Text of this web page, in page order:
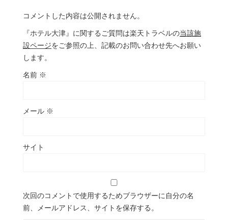
コメントした内容は公開されません。
『ホテル大津』に関するご質問は楽天トラベルの当該施
設ページをご参照の上、記載のお問い合わせ先へお願い
します。
名前 ※
メール ※
サイト
次回のコメントで使用するためブラウザーに自分の名
前、メールアドレス、サイトを保存する。